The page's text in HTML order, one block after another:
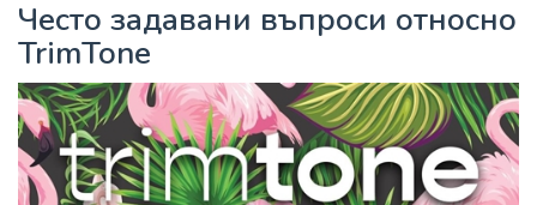
Често задавани въпроси относно
TrimTone